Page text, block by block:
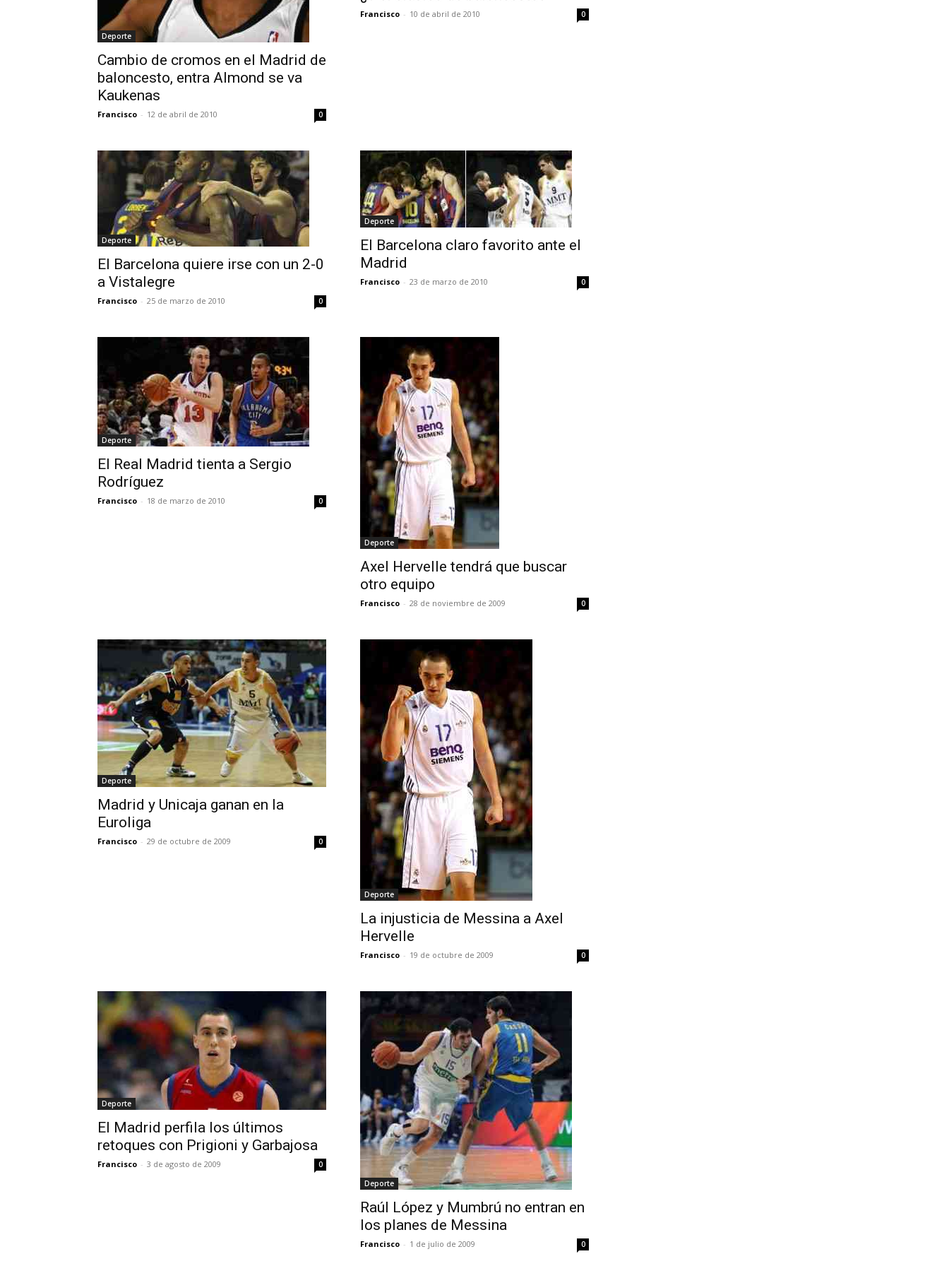
Deporte
Cambio de cromos en el Madrid de
baloncesto, entra Almond se va
Kaukenas
Francisco - 12 de abril de 2010 0
Francisco - 10 de abril de 2010 0
Deporte
El Barcelona quiere irse con un 2-0
a Vistalegre
Francisco - 25 de marzo de 2010 0
Deporte
El Barcelona claro favorito ante el
Madrid
Francisco - 23 de marzo de 2010 0
Deporte
El Real Madrid tienta a Sergio
Rodríguez
Francisco - 18 de marzo de 2010 0
Deporte
Axel Hervelle tendrá que buscar
otro equipo
Francisco - 28 de noviembre de 2009 0
Deporte
Madrid y Unicaja ganan en la
Euroliga
Francisco - 29 de octubre de 2009 0
Deporte
La injusticia de Messina a Axel
Hervelle
Francisco - 19 de octubre de 2009 0
Deporte
El Madrid perfila los últimos
retoques con Prigioni y Garbajosa
Francisco - 3 de agosto de 2009
0
Deporte
Raúl López y Mumbrú no entran en
los planes de Messina
Francisco - 1 de julio de 2009 0